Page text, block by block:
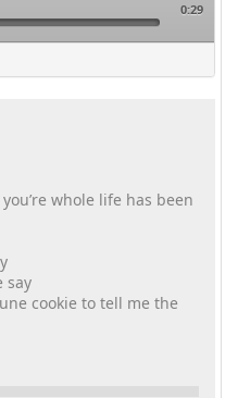
0:29
whole life has been
say
cookie to tell me the